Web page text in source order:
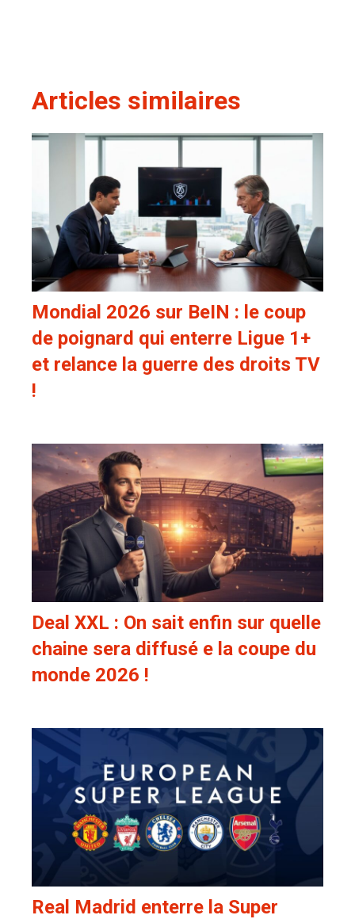
Articles similaires
Mondial 2026 sur BeIN : le coup
de poignard qui enterre Ligue 1+
et relance la guerre des droits TV
!
Deal XXL : On sait enfin sur quelle
chaine sera diffusé e la coupe du
monde 2026 !
Real Madrid enterre la Super